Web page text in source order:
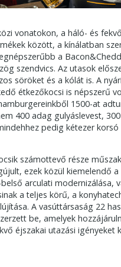
vonatokon, a háló- és
között, a kínálatban
a
szendvics. Az utasok
söröket és a kólát is. A
étkezőkocsi is népszerű
1500-at
400 adag gulyáslevest, 300
pedig kétezer
számottevő része
ezek közül kiemelendő a
arculati modernizálása,
a teljes körű, a
A vasúttársaság 22
be, amelyek
éjszakai utazási igényeket